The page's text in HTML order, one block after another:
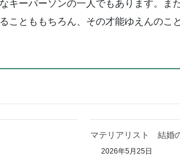
キーパーソンの一人でもあります。ま
ことももちろん、その才能ゆえんのこ
マテリアリスト 結婚
2026年5月25日